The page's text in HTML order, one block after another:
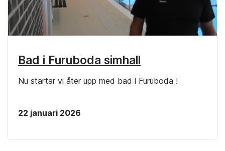
Bad i Furuboda simhall
Nu startar vi åter upp med bad i Furuboda !
22 januari 2026